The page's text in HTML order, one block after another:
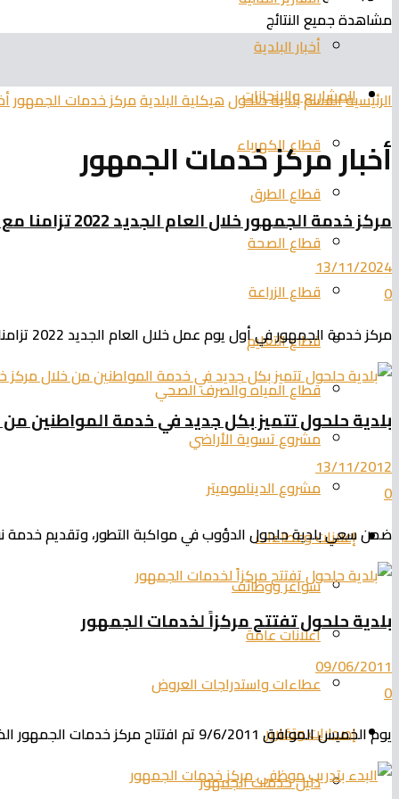
أخبار البلدية
المشاريع والإنجازات
قطاع الكهرباء
قطاع الطرق
قطاع الصحة
قطاع الزراعة
قطاع التعليم
قطاع المياه والصرف الصحي
مشروع تسوية الأراضي
مشروع الديناموميتر
إعلانات وعطاءات
شواغر ووظائف
اعلانات عامة
عطاءات واستدراجات العروض
إصدارات وتقارير
دليل خدمات الجمهور
مشاهدة جميع النتائج
الرئيسيةالقسمبلدية حلحولهيكلية البلديةمركز خدمات الجمهور
أخبار مركز خدمات الجمهور
مركز خدمة الجمهور خلال العام الجديد 2022 تزامنا مع انطلاق حملة الخصومات التشجيعية.
13/11/2024
0
مركز خدمة الجمهور في أول يوم عمل خلال العام الجديد 2022 تزامنا" مع انطلاق حملة الخصومات التشجيعية لتسديد الرسوم والضرائب....
بلدية حلحول تتميز بكل جديد في خدمة المواطنين
13/11/2012
0
ضمن سعي بلدية حلحول الدؤوب في مواكبة التطور، وتقديم خدمة
بلدية حلحول تفتتح مركزاً لخدمات الجمهور
09/06/2011
0
يوم الخميس الموافق 9/6/2011 تم افتتاح مركز خدمات الجمهور الذي تم انشاؤه في الطابق الأرضي لمبنى البلدية. حيث قامت البلدية...